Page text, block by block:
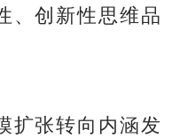
、创新性思维品
张转向内涵发